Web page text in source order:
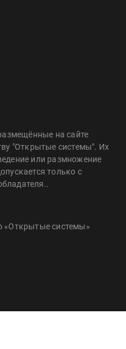
на сайте
"Открытые системы". Их
или размножение
только с
«Открытые системы»